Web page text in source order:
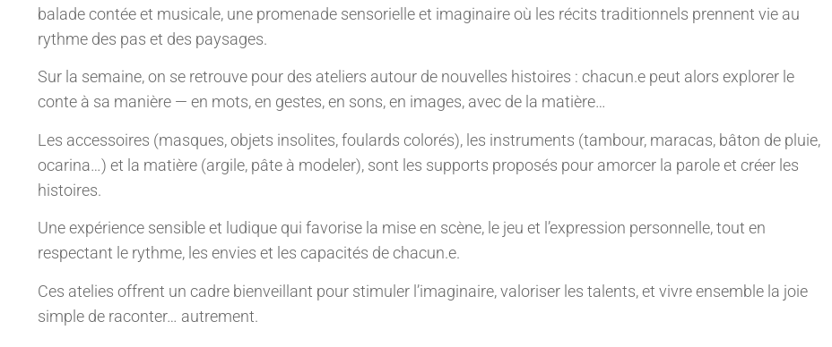
balade contée et musicale, une promenade sensorielle et imaginaire où les récits traditionnels prennent vie au
rythme des pas et des paysages.
Sur la semaine, on se retrouve pour des ateliers autour de nouvelles histoires : chacun.e peut alors explorer le
conte à sa manière — en mots, en gestes, en sons, en images, avec de la matière…
Les accessoires (masques, objets insolites, foulards colorés), les instruments (tambour, maracas, bâton de pluie,
ocarina…) et la matière (argile, pâte à modeler), sont les supports proposés pour amorcer la parole et créer les
histoires.
Une expérience sensible et ludique qui favorise la mise en scène, le jeu et l’expression personnelle, tout en
respectant le rythme, les envies et les capacités de chacun.e.
Ces atelies offrent un cadre bienveillant pour stimuler l’imaginaire, valoriser les talents, et vivre ensemble la joie
simple de raconter… autrement.